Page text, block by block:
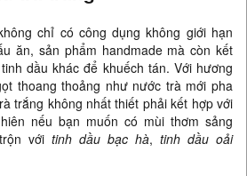
chỉ có công dụng không giới hạn
ăn, sản phẩm handmade mà còn kết
dầu khác để khuếch tán. Với hương
thoang thoảng như nước trà mới pha
trắng không nhất thiết phải kết hợp với
nếu bạn muốn có mùi thơm sảng
với tinh dầu bạc hà, tinh dầu oải